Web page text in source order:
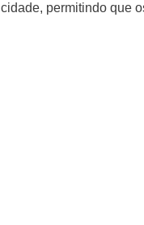
permitindo que